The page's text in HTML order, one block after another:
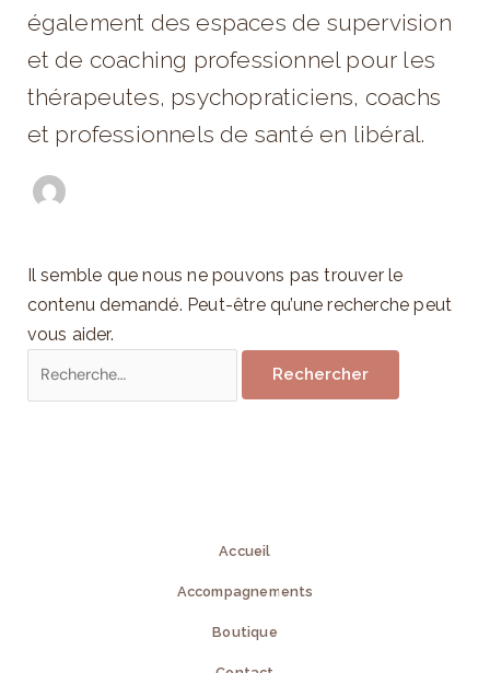
également des espaces de supervision
et de coaching professionnel pour les
thérapeutes, psychopraticiens, coachs
et professionnels de santé en libéral.
Il semble que nous ne pouvons pas trouver le
contenu demandé. Peut-être qu’une recherche peut
vous aider.
Accueil
Accompagnements
Boutique